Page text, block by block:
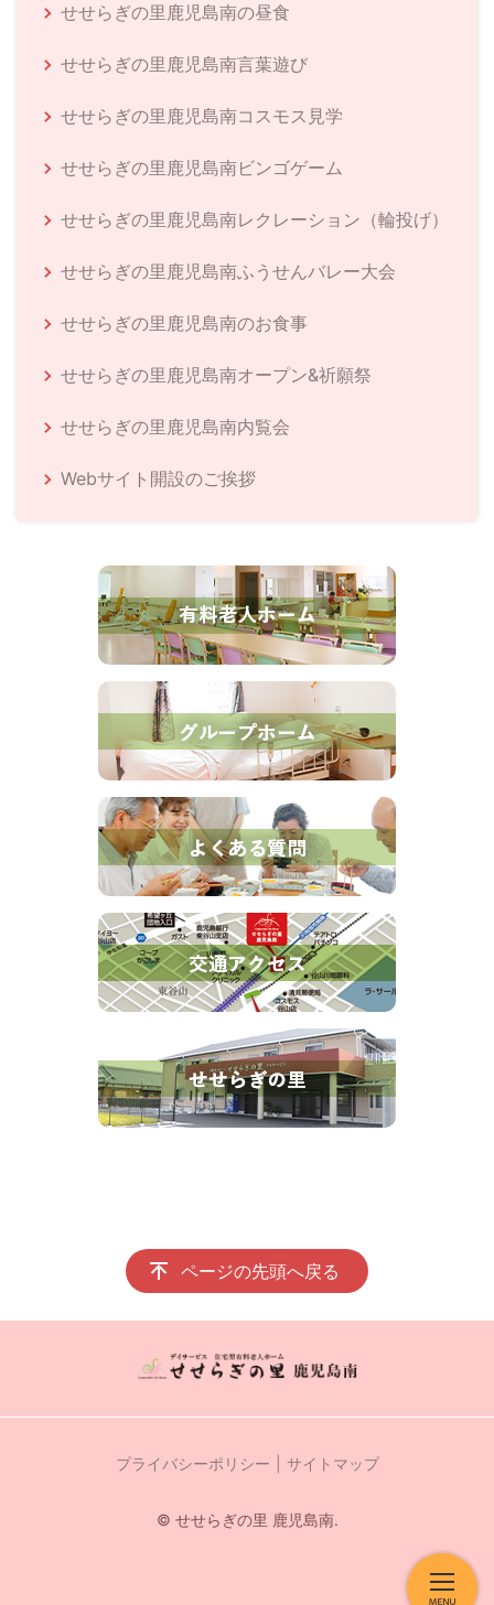
せせらぎの里鹿児島南の昼食
せせらぎの里鹿児島南言葉遊び
せせらぎの里鹿児島南コスモス見学
せせらぎの里鹿児島南ビンゴゲーム
せせらぎの里鹿児島南レクレーション（輪投げ）
せせらぎの里鹿児島南ふうせんバレー大会
せせらぎの里鹿児島南のお食事
せせらぎの里鹿児島南オープン&祈願祭
せせらぎの里鹿児島南内覧会
Webサイト開設のご挨拶
ページの先頭へ戻る
プライバシーポリシー サイトマップ
© せせらぎの里 鹿児島南.